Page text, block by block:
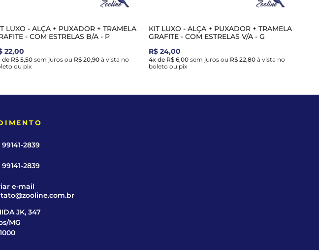
LUXO - ALÇA + PUXADOR + TRAMELA
- COM ESTRELAS B/A - P
22,00
de R$ 5,50 sem juros ou R$ 20,90 à vista no
ou pix
KIT LUXO - ALÇA + PUXADOR + TRAMELA
GRAFITE - COM ESTRELAS V/A - G
R$ 24,00
4x de R$ 6,00 sem juros ou R$ 22,80 à vista no
boleto ou pix
99141-2839
99141-2839
e-mail
JK, 347
MG